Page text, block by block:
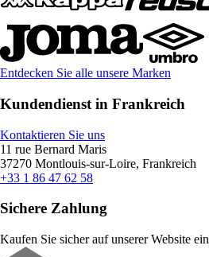
Entdecken Sie alle unsere Marken
Kundendienst in Frankreich
Kontaktieren Sie uns
11 rue Bernard Maris
37270 Montlouis-sur-Loire, Frankreich
+33 1 86 47 62 58
Sichere Zahlung
Kaufen Sie sicher auf unserer Website ein